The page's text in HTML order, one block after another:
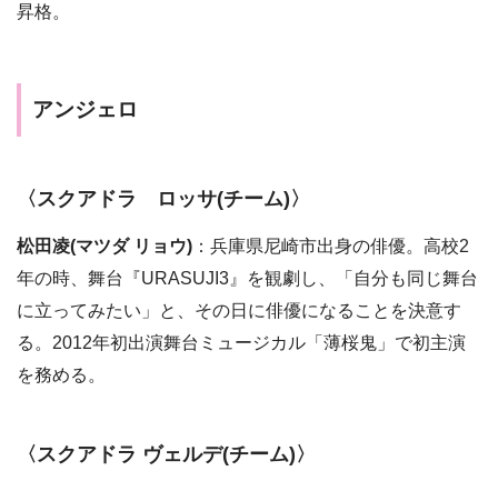
昇格。
アンジェロ
〈スクアドラ ロッサ(チーム)〉
松田凌(マツダ リョウ) ：兵庫県尼崎市出身の俳優。高校2
年の時、舞台『URASUJI3』を観劇し、「自分も同じ舞台
に立ってみたい」と、その日に俳優になることを決意す
る。2012年初出演舞台ミュージカル「薄桜鬼」で初主演
を務める。
〈スクアドラ ヴェルデ(チーム)〉